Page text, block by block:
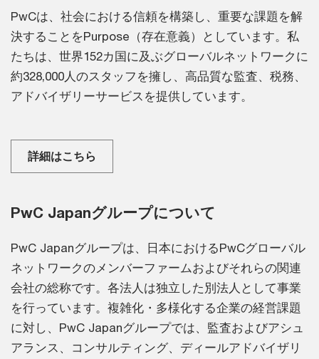
PwCは、社会における信頼を構築し、重要な課題を解
決することをPurpose（存在意義）としています。私
たちは、世界152カ国に及ぶグローバルネットワークに
約328,000人のスタッフを擁し、高品質な監査、税務、
アドバイザリーサービスを提供しています。
詳細はこちら
PwC Japanグループについて
PwC Japanグループは、日本におけるPwCグローバル
ネットワークのメンバーファームおよびそれらの関連
会社の総称です。各法人は独立した別法人として事業
を行っています。複雑化・多様化する企業の経営課題
に対し、PwC Japanグループでは、監査およびアシュ
アランス、コンサルティング、ディールアドバイザリ